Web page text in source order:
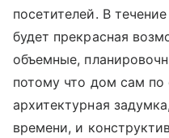
посетителей. В
будет прекрасная
объемные,
потому что дом сам
архитектурная
времени, и